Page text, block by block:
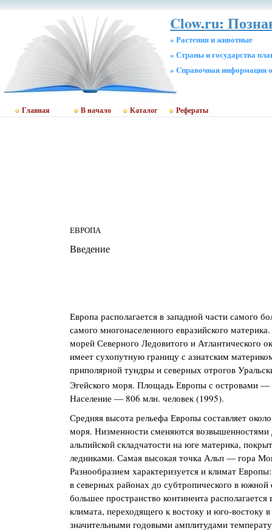
Clow.ru:
» Растения и животные
» Страны и государства
» Cправочная информация
Главная В начало Каталог Рефераты
ЕВРОПА
Введение
Европа располагается в западной части самого
самого многонаселенного евразийского
морей Северного Ледовитого и Атлантического
имеет сухопутную границу с азиатским
приполярной тундры и северных отрогов
Эгейского моря. Площадь Европы с островами —
Население — 806 млн. человек (1995).
Средняя высота рельефа Европы составляет
моря. Низменности сменяются возвышенностями
альпийской складчатости на юге материка,
ледниками. Самая высокая точка Альп — гора
Разнообразием характеризуется и климат
в северных районах до субтропического в южной
большее пространство континента
климата, переходящего к востоку и юго-востоку
значительными годовыми амплитудами